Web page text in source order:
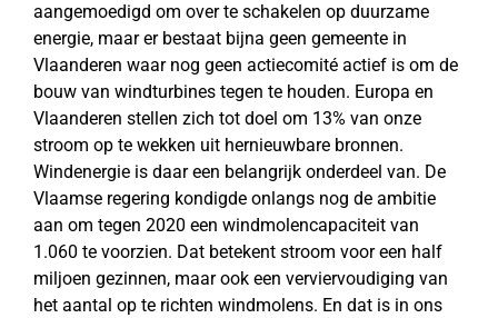
aangemoedigd om over te schakelen op duurzame
energie, maar er bestaat bijna geen gemeente in
Vlaanderen waar nog geen actiecomité actief is om de
bouw van windturbines tegen te houden. Europa en
Vlaanderen stellen zich tot doel om 13% van onze
stroom op te wekken uit hernieuwbare bronnen.
Windenergie is daar een belangrijk onderdeel van. De
Vlaamse regering kondigde onlangs nog de ambitie
aan om tegen 2020 een windmolencapaciteit van
1.060 te voorzien. Dat betekent stroom voor een half
miljoen gezinnen, maar ook een verviervoudiging van
het aantal op te richten windmolens. En dat is in ons